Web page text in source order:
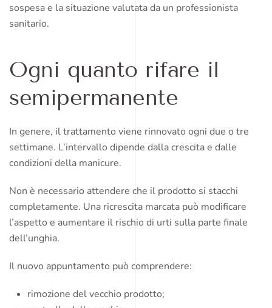
sospesa e la situazione valutata da un professionista
sanitario.
Ogni quanto rifare il
semipermanente
In genere, il trattamento viene rinnovato ogni due o tre
settimane. L’intervallo dipende dalla crescita e dalle
condizioni della manicure.
Non è necessario attendere che il prodotto si stacchi
completamente. Una ricrescita marcata può modificare
l’aspetto e aumentare il rischio di urti sulla parte finale
dell’unghia.
Il nuovo appuntamento può comprendere:
rimozione del vecchio prodotto;